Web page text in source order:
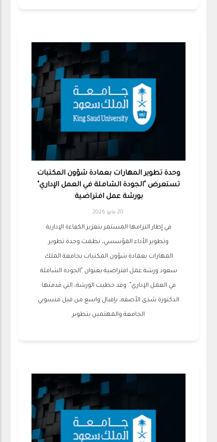
وحدة تطوير المهارات بعمادة شؤون المكتبات
تستعرض "الجودة الشاملة في العمل الإداري"
بورشة عمل افتراضية
20 مايو 2026
في إطار التزامها المستمر بتعزيز الكفاءة الإدارية
وتطوير الأداء المؤسسي، نظمت وحدة تطوير
المهارات بعمادة شؤون المكتبات بجامعة الملك
سعود ورشة عمل افتراضية بعنوان "الجودة الشاملة
في العمل الإداري". وقد حظيت الورشة، التي قدمتها
الدكتورة شذى الأصقه، بإقبال واسع من قبل منسوبي
الجامعة والمهتمين بتطوير